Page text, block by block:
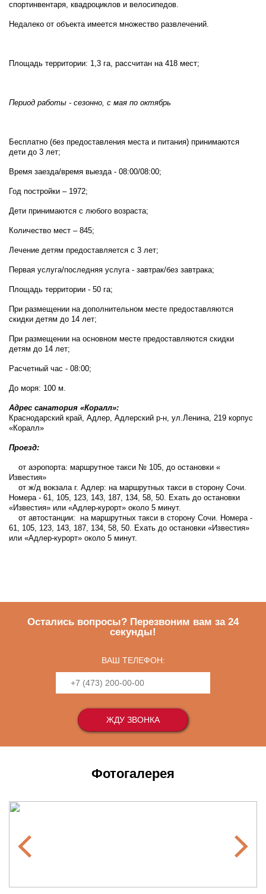
спортинвентаря, квадроциклов и велосипедов.
Недалеко от объекта имеется множество развлечений.
Площадь территории: 1,3 га, рассчитан на 418 мест;
Период работы - сезонно, с мая по октябрь
Бесплатно (без предоставления места и питания) принимаются
дети до 3 лет;
Время заезда/время выезда - 08:00/08:00;
Год постройки – 1972;
Дети принимаются с любого возраста;
Количество мест – 845;
Лечение детям предоставляется с 3 лет;
Первая услуга/последняя услуга - завтрак/без завтрака;
Площадь территории - 50 га;
При размещении на дополнительном месте предоставляются
скидки детям до 14 лет;
При размещении на основном месте предоставляются скидки
детям до 14 лет;
Расчетный час - 08:00;
До моря: 100 м.
Адрес санатория «Коралл»:
Краснодарский край, Адлер, Адлерский р-н, ул.Ленина, 219 корпус
«Коралл»
Проезд:
от аэропорта: маршрутное такси № 105, до остановки «
Известия»
от ж/д вокзала г. Адлер: на маршрутных такси в сторону Сочи.
Номера - 61, 105, 123, 143, 187, 134, 58, 50. Ехать до остановки
«Известия» или «Адлер-курорт» около 5 минут.
от автостанции: на маршрутных такси в сторону Сочи. Номера -
61, 105, 123, 143, 187, 134, 58, 50. Ехать до остановки «Известия»
или «Адлер-курорт» около 5 минут.
Остались вопросы? Перезвоним вам за 24
секунды!
ВАШ ТЕЛЕФОН:
Фотогалерея